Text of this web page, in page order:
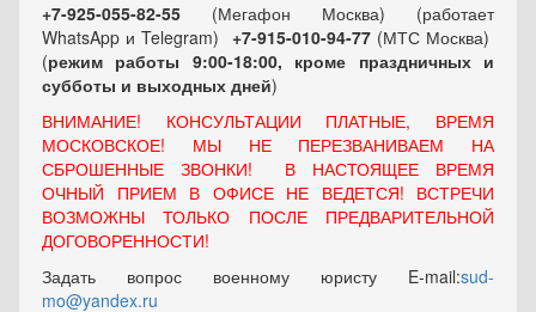
+7-925-055-82-55 (Мегафон Москва) (работает
WhatsApp и Telegram) +7-915-010-94-77 (МТС Москва)
(режим работы 9:00-18:00, кроме праздничных и
субботы и выходных дней)
ВНИМАНИЕ! КОНСУЛЬТАЦИИ ПЛАТНЫЕ, ВРЕМЯ
МОСКОВСКОЕ! МЫ НЕ ПЕРЕЗВАНИВАЕМ НА
СБРОШЕННЫЕ ЗВОНКИ! В НАСТОЯЩЕЕ ВРЕМЯ
ОЧНЫЙ ПРИЕМ В ОФИСЕ НЕ ВЕДЕТСЯ! ВСТРЕЧИ
ВОЗМОЖНЫ ТОЛЬКО ПОСЛЕ ПРЕДВАРИТЕЛЬНОЙ
ДОГОВОРЕННОСТИ!
Задать вопрос военному юристу E-mail:sud-
mo@yandex.ru